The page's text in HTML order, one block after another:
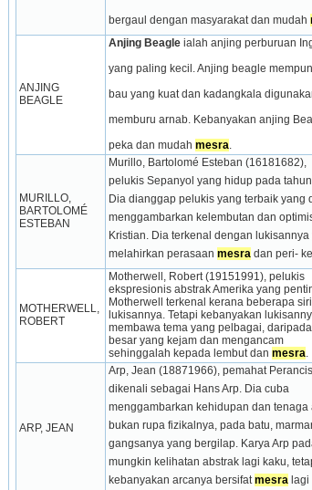
bergaul dengan masyarakat dan mudah
ANJING
BEAGLE
Anjing Beagle ialah anjing perburuan
yang paling kecil. Anjing beagle
bau yang kuat dan kadangkala
memburu arnab. Kebanyakan anjing
peka dan mudah mesra.
MURILLO,
BARTOLOMÉ
ESTEBAN
Murillo, Bartolomé Esteban (16181682),
pelukis Sepanyol yang hidup pada
Dia dianggap pelukis yang terbaik yang
menggambarkan kelembutan dan
Kristian. Dia terkenal dengan lukisannya
melahirkan perasaan mesra dan peri-
MOTHERWELL,
ROBERT
Motherwell, Robert (19151991), pelukis
ekspresionis abstrak Amerika yang
Motherwell terkenal kerana beberapa siri
lukisannya. Tetapi kebanyakan
membawa tema yang pelbagai,
besar yang kejam dan mengancam
sehinggalah kepada lembut dan mesra.
ARP, JEAN
Arp, Jean (18871966), pemahat
dikenali sebagai Hans Arp. Dia cuba
menggambarkan kehidupan dan tenaga
bukan rupa fizikalnya, pada batu,
gangsanya yang bergilap. Karya Arp
mungkin kelihatan abstrak lagi kaku,
kebanyakan arcanya bersifat mesra lagi